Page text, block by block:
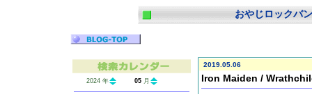
おやじロックバ
2024 年 05 月
2019.05.06
Iron Maiden /